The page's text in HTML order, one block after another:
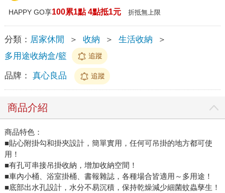
HAPPY GO享100累1點 4點抵1元 折抵無上限
分類： 居家休閒 ＞ 收納 ＞ 生活收納
＞
多用途收納盒/籃
追蹤
品牌： 真心良品 追蹤
商品介紹
商品特色：
■貼心附掛勾和掛夾設計，簡單實用，任何可吊掛的地方都可使
用！
■有孔可串接吊掛收納，增加收納空間！
■車內小桶、浴室掛桶、書報雜誌，各種場合皆適用～多用途！
■底部出水孔設計，水分不易沉積，保持乾燥減少細菌蚊蟲孳生！